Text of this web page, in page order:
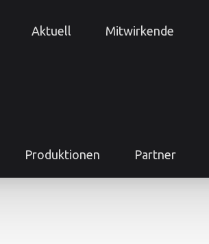
Aktuell Mitwirkende
Produktionen Partner